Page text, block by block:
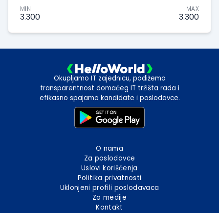
MIN
3.300
MAX
3.300
Okupljamo IT zajednicu, podižemo
transparentnost domaćeg IT tržišta rada i
efikasno spajamo kandidate i poslodavce.
O nama
Za poslodavce
Uslovi korišćenja
Politika privatnosti
Uklonjeni profili poslodavaca
Za medije
Kontakt